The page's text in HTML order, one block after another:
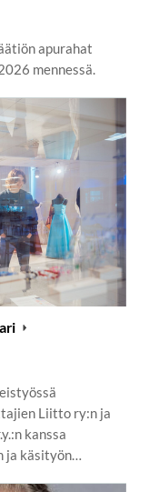
apurahat
mennessä.
Liitto ry:n ja
kanssa
ja käsityön…